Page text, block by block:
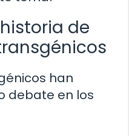
de
han
debate en los